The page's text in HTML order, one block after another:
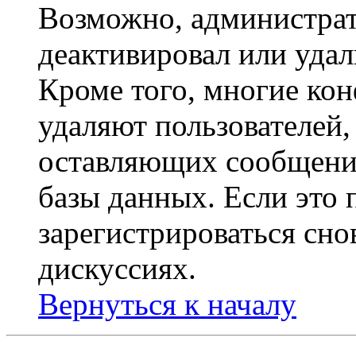
Возможно,
деактивировал или
Кроме того, многие
удаляют
оставляющих
базы данных. Если это
зарегистрироваться
дискуссиях.
Вернуться к началу